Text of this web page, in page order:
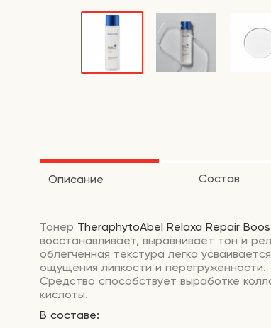
Описание Состав
Тонер TheraphytoAbel Relaxa Repair
восстанавливает, выравнивает тон и
облегченная текстура легко
ощущения липкости и перегруженности.
Средство способствует выработке
кислоты.
В составе: